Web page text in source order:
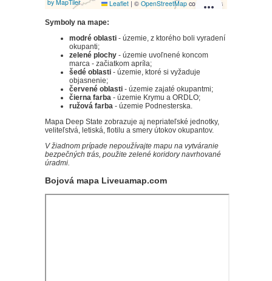
Symboly na mape:
modré oblasti - územie, z ktorého boli vyradení
okupanti;
zelené plochy - územie uvoľnené koncom
marca - začiatkom apríla;
šedé oblasti - územie, ktoré si vyžaduje
objasnenie;
červené oblasti - územie zajaté okupantmi;
čierna farba - územie Krymu a ORDLO;
ružová farba - územie Podnesterska.
Mapa Deep State zobrazuje aj nepriateľské jednotky,
veliteľstvá, letiská, flotilu a smery útokov okupantov.
V žiadnom prípade nepoužívajte mapu na vytváranie
bezpečných trás, použite zelené koridory navrhované
úradmi.
Bojová mapa Liveuamap.com